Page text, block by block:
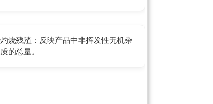
灼烧残渣：反映产品中非挥发性无机杂
质的总量。